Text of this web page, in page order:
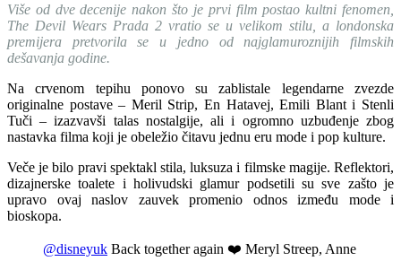
Više od dve decenije nakon što je prvi film postao kultni fenomen,
The Devil Wears Prada 2 vratio se u velikom stilu, a londonska
premijera pretvorila se u jedno od najglamuroznijih filmskih
dešavanja godine.
Na crvenom tepihu ponovo su zablistale legendarne zvezde
originalne postave – Meril Strip, En Hatavej, Emili Blant i Stenli
Tuči – izazvavši talas nostalgije, ali i ogromno uzbuđenje zbog
nastavka filma koji je obeležio čitavu jednu eru mode i pop kulture.
Veče je bilo pravi spektakl stila, luksuza i filmske magije. Reflektori,
dizajnerske toalete i holivudski glamur podsetili su sve zašto je
upravo ovaj naslov zauvek promenio odnos između mode i
bioskopa.
@disneyuk Back together again ❤️ Meryl Streep, Anne